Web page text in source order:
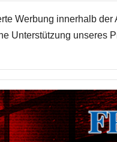
Werbung innerhalb der
Unterstützung unseres